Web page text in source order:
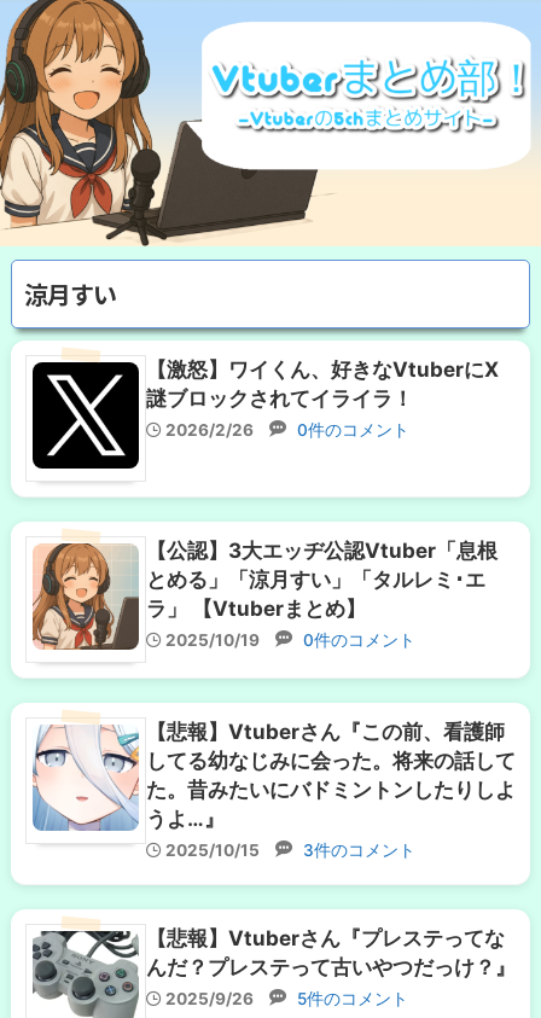
涼月すい
【激怒】ワイくん、好きなVtuberにX
謎ブロックされてイライラ！
2026/2/26 0件のコメント
【公認】3大エッヂ公認Vtuber「息根
とめる」「涼月すい」「タルレミ･エ
ラ」 【Vtuberまとめ】
2025/10/19 0件のコメント
【悲報】Vtuberさん『この前、看護師
してる幼なじみに会った。将来の話して
た。昔みたいにバドミントンしたりしよ
うよ…』
2025/10/15 3件のコメント
【悲報】Vtuberさん『プレステってな
んだ？プレステって古いやつだっけ？』
2025/9/26 5件のコメント